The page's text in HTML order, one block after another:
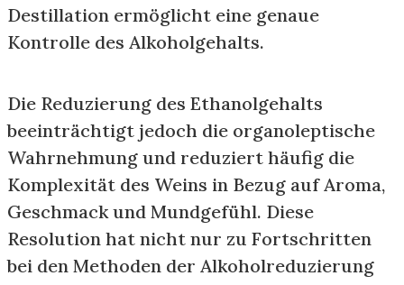
Destillation ermöglicht eine genaue
Kontrolle des Alkoholgehalts.
Die Reduzierung des Ethanolgehalts
beeinträchtigt jedoch die organoleptische
Wahrnehmung und reduziert häufig die
Komplexität des Weins in Bezug auf Aroma,
Geschmack und Mundgefühl. Diese
Resolution hat nicht nur zu Fortschritten
bei den Methoden der Alkoholreduzierung